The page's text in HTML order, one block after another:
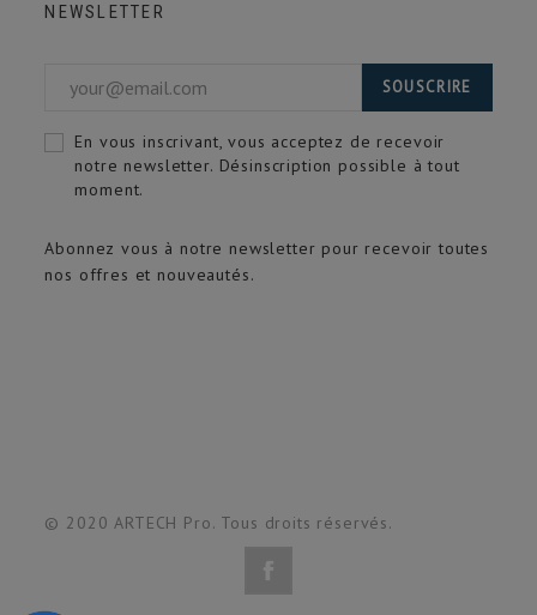
NEWSLETTER
Abonnez vous à notre newsletter pour recevoir toutes
nos offres et nouveautés.
SOUSCRIRE
En vous inscrivant, vous acceptez de recevoir
notre newsletter. Désinscription possible à tout
moment.
© 2020 ARTECH Pro. Tous droits réservés.